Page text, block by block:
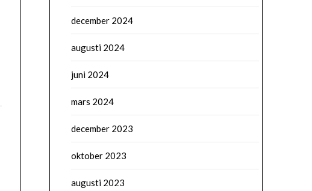
december 2024
augusti 2024
juni 2024
mars 2024
december 2023
oktober 2023
augusti 2023